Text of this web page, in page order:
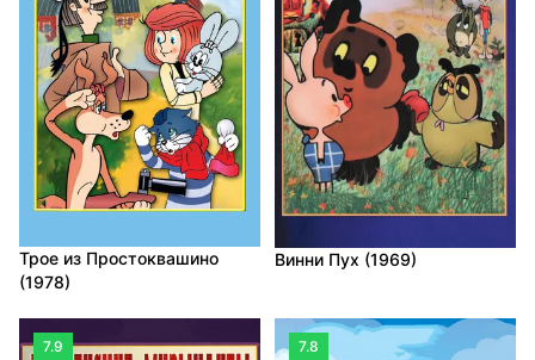
Трое из Простоквашино
(1978)
Винни Пух (1969)
7.9 7.8